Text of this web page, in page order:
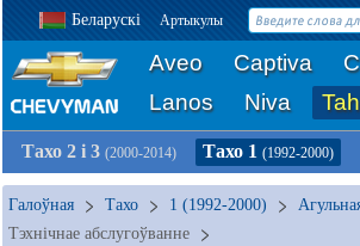
Беларускі Артыкулы
Aveo Captiva
Lanos
Niva
Тахо 2 і 3 (2000-2014) Тахо 1 (1992-2000)
Галоўная Тахо 1 (1992-2000)
Тэхнічнае абслугоўванне